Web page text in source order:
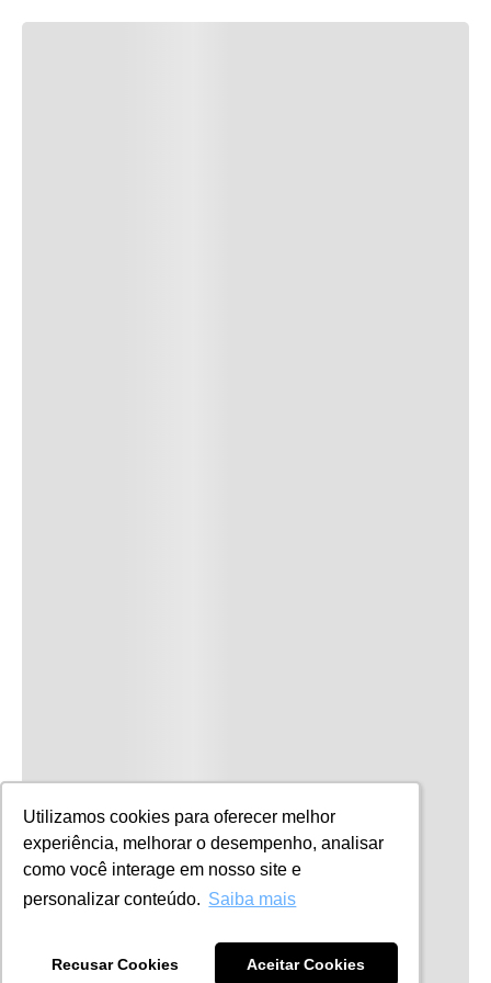
Utilizamos cookies para oferecer melhor
experiência, melhorar o desempenho, analisar
como você interage em nosso site e
personalizar conteúdo. Saiba mais
Recusar Cookies Aceitar Cookies
Utilizamos cookies para oferecer melhor
experiência, melhorar o desempenho, analisar
como você interage em nosso site e
personalizar conteúdo. Saiba mais
Recusar Cookies Aceitar Cookies